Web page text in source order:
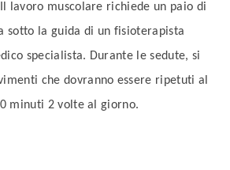
lavoro muscolare richiede un paio di
sotto la guida di un fisioterapista
specialista. Durante le sedute, si
che dovranno essere ripetuti al
minuti 2 volte al giorno.